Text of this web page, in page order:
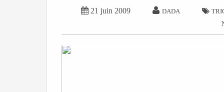
 21 juin 2009  DADA 